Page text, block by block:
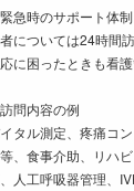
急時のサポート体制
については24時間
に困ったときも看
問内容の例
タル測定、疼痛コ
、食事介助、リハ
人工呼吸器管理、